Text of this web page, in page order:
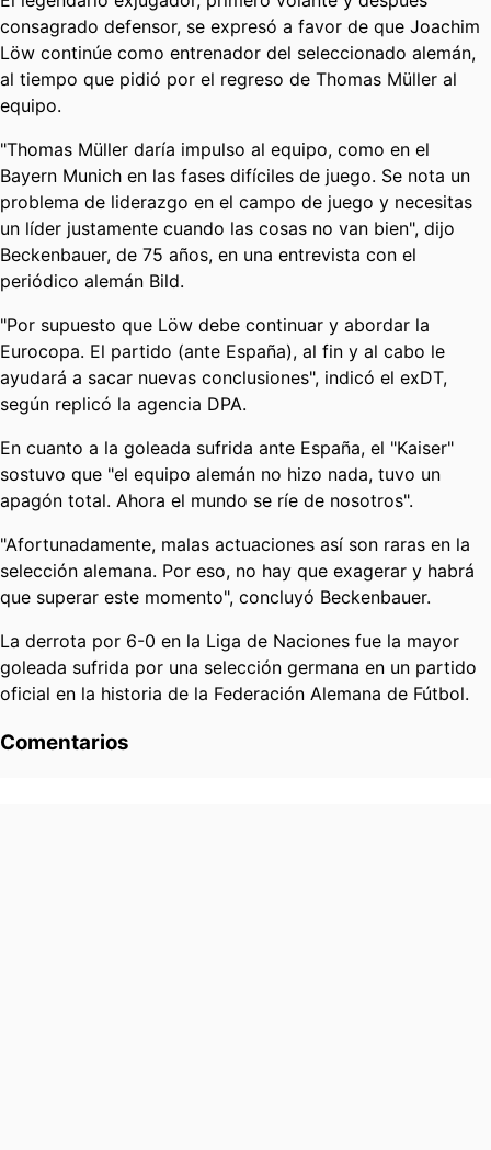
consagrado defensor, se expresó a favor de que Joachim
Löw continúe como entrenador del seleccionado alemán,
al tiempo que pidió por el regreso de Thomas Müller al
equipo.
"Thomas Müller daría impulso al equipo, como en el
Bayern Munich en las fases difíciles de juego. Se nota un
problema de liderazgo en el campo de juego y necesitas
un líder justamente cuando las cosas no van bien", dijo
Beckenbauer, de 75 años, en una entrevista con el
periódico alemán Bild.
"Por supuesto que Löw debe continuar y abordar la
Eurocopa. El partido (ante España), al fin y al cabo le
ayudará a sacar nuevas conclusiones", indicó el exDT,
según replicó la agencia DPA.
En cuanto a la goleada sufrida ante España, el "Kaiser"
sostuvo que "el equipo alemán no hizo nada, tuvo un
apagón total. Ahora el mundo se ríe de nosotros".
"Afortunadamente, malas actuaciones así son raras en la
selección alemana. Por eso, no hay que exagerar y habrá
que superar este momento", concluyó Beckenbauer.
La derrota por 6-0 en la Liga de Naciones fue la mayor
goleada sufrida por una selección germana en un partido
oficial en la historia de la Federación Alemana de Fútbol.
Comentarios